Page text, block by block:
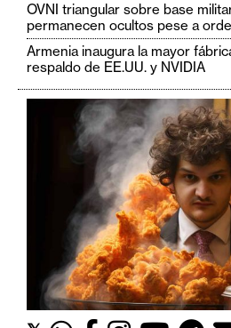
OVNI triangular sobre base
permanecen ocultos pese a
Armenia inaugura la mayor
respaldo de EE.UU. y NVIDIA